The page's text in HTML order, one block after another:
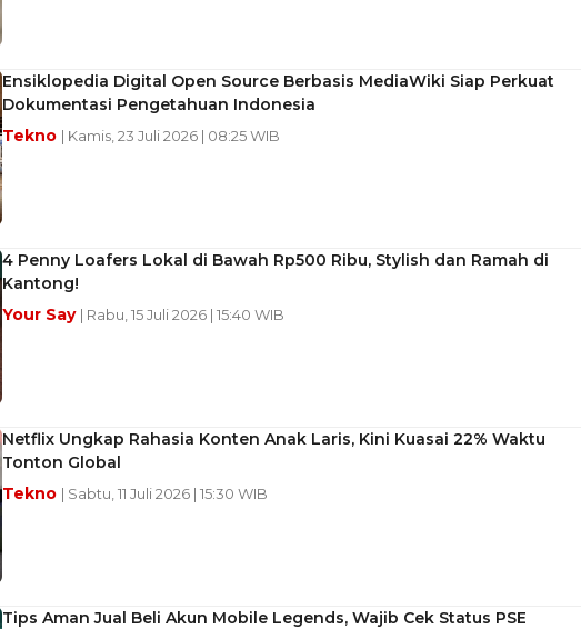
Ensiklopedia Digital Open Source Berbasis MediaWiki Siap Perkuat
Dokumentasi Pengetahuan Indonesia
Tekno | Kamis, 23 Juli 2026 | 08:25 WIB
4 Penny Loafers Lokal di Bawah Rp500 Ribu, Stylish dan Ramah di
Kantong!
Your Say | Rabu, 15 Juli 2026 | 15:40 WIB
Netflix Ungkap Rahasia Konten Anak Laris, Kini Kuasai 22% Waktu
Tonton Global
Tekno | Sabtu, 11 Juli 2026 | 15:30 WIB
Tips Aman Jual Beli Akun Mobile Legends, Wajib Cek Status PSE